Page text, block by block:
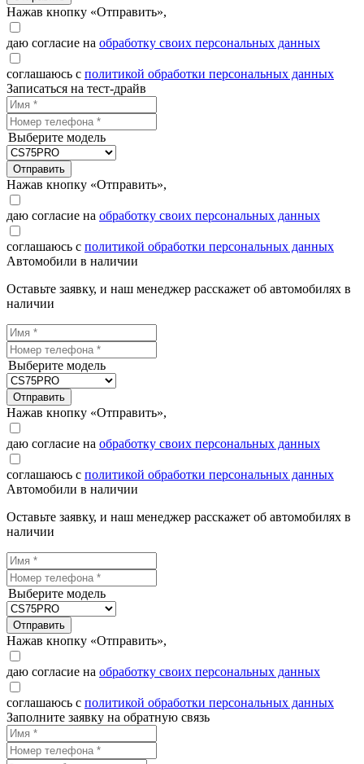
Нажав кнопку «Отправить»,
даю согласие на обработку своих персональных данных
соглашаюсь с политикой обработки персональных данных
Записаться на тест-драйв
Выберите модель
Отправить
Нажав кнопку «Отправить»,
даю согласие на обработку своих персональных данных
соглашаюсь с политикой обработки персональных данных
Автомобили в наличии
Оставьте заявку, и наш менеджер расскажет об автомобилях в
наличии
Выберите модель
Отправить
Нажав кнопку «Отправить»,
даю согласие на обработку своих персональных данных
соглашаюсь с политикой обработки персональных данных
Автомобили в наличии
Оставьте заявку, и наш менеджер расскажет об автомобилях в
наличии
Выберите модель
Отправить
Нажав кнопку «Отправить»,
даю согласие на обработку своих персональных данных
соглашаюсь с политикой обработки персональных данных
Заполните заявку на обратную связь